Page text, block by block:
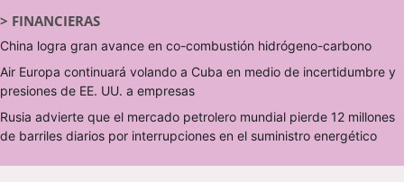
> FINANCIERAS
China logra gran avance en co-combustión hidrógeno-carbono
Air Europa continuará volando a Cuba en medio de incertidumbre y
presiones de EE. UU. a empresas
Rusia advierte que el mercado petrolero mundial pierde 12 millones
de barriles diarios por interrupciones en el suministro energético